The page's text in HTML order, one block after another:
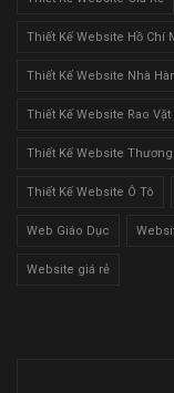
Thiết Kế Website Hồ Chí
Thiết Kế Website Nhà
Thiết Kế Website Rao Vặt
Thiết Kế Website
Thiết Kế Website Ô Tô
Web Giáo Dục
Website giá rẻ